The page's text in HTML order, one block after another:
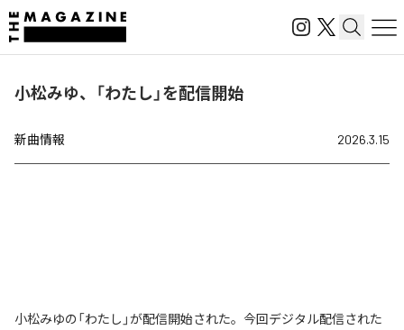
小松みゆ、「わたし」を配信開始
新曲情報 2026.3.15
小松みゆの「わたし」が配信開始された。今回デジタル配信された